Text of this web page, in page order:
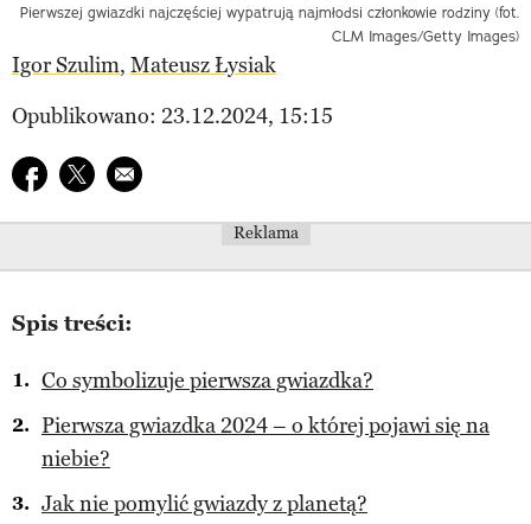
Pierwszej gwiazdki najczęściej wypatrują najmłodsi członkowie rodziny (fot.
CLM Images/Getty Images)
Igor Szulim, Mateusz Łysiak
Opublikowano: 23.12.2024, 15:15
Udostępnij na facebook
Udostępnij na twitter
E-mail do przyjaciela
Reklama
Spis treści:
Co symbolizuje pierwsza gwiazdka?
Pierwsza gwiazdka 2024 – o której pojawi się na
niebie?
Jak nie pomylić gwiazdy z planetą?